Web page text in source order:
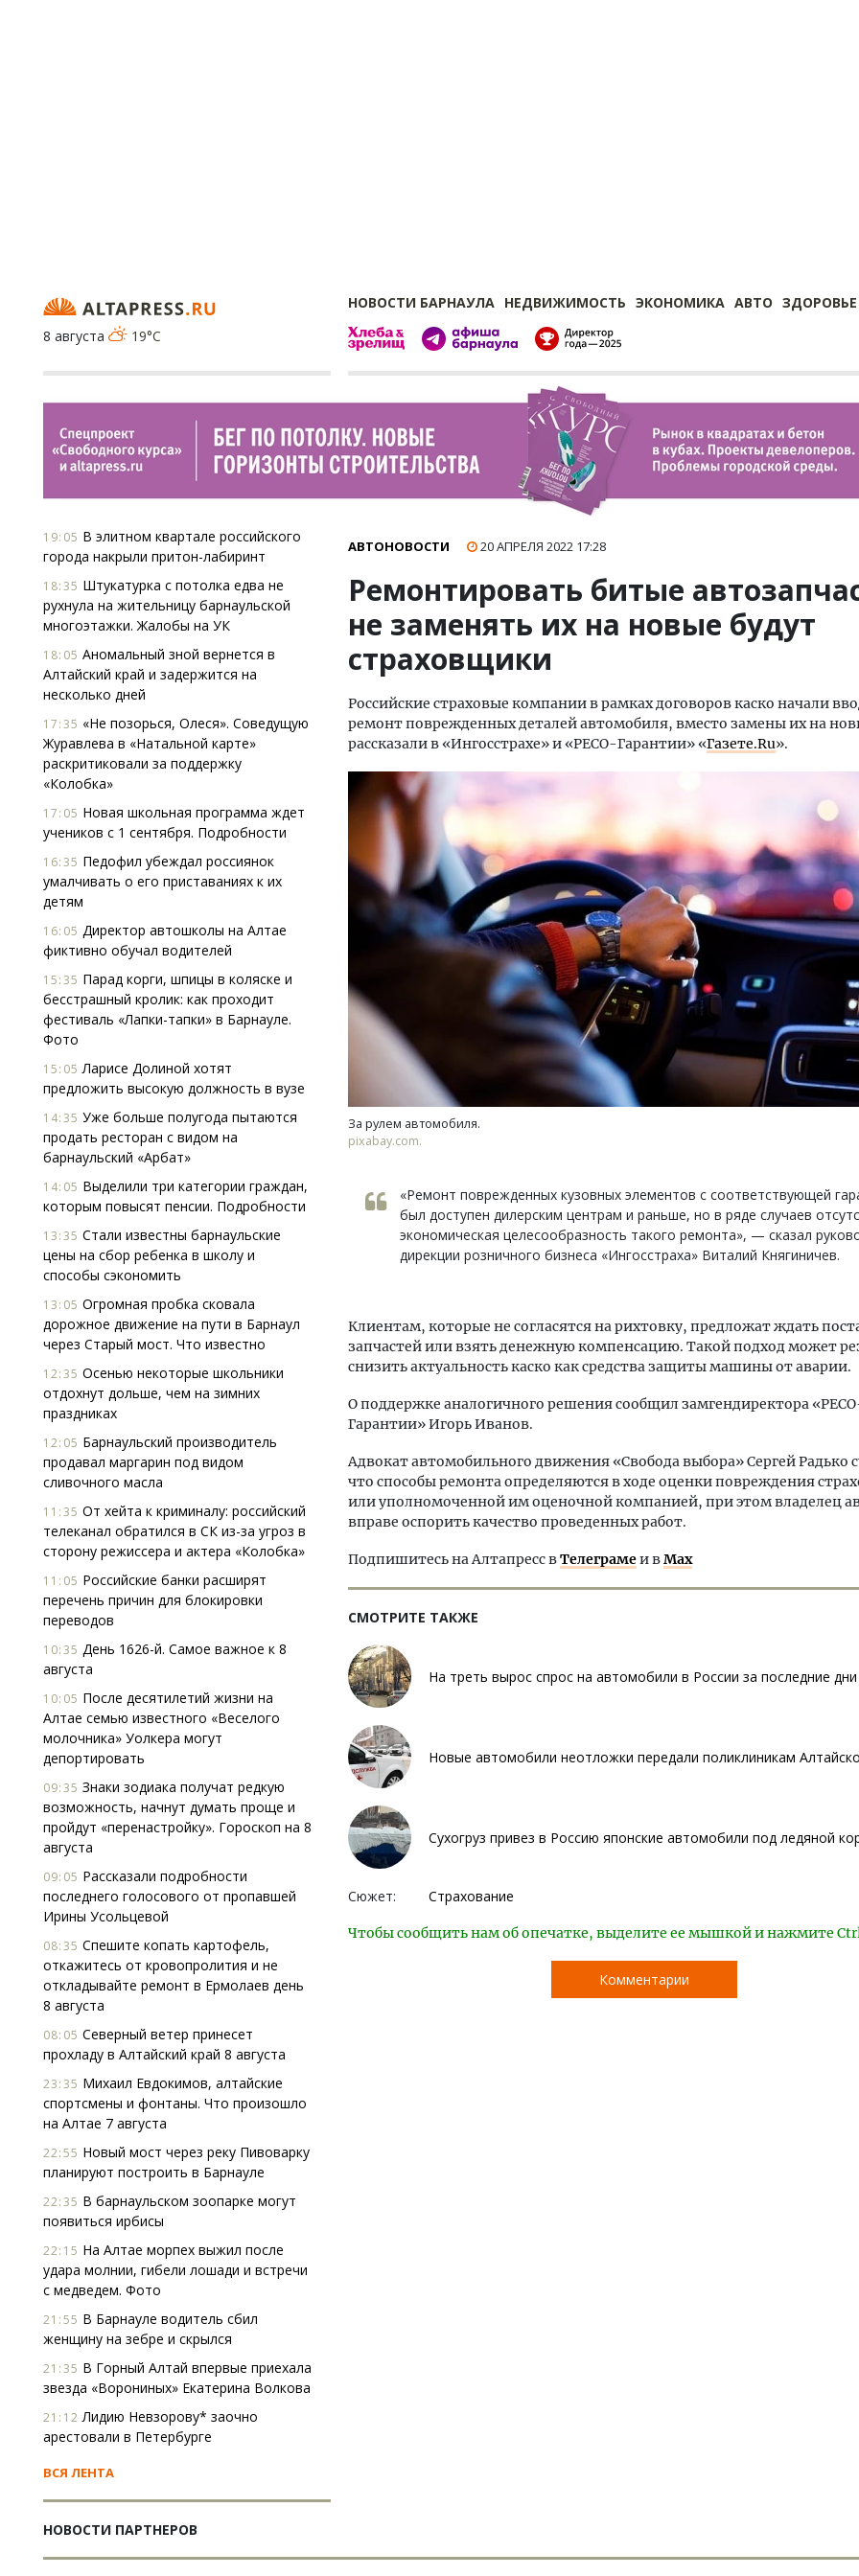
НОВОСТИ БАРНАУЛА НЕДВИЖИМОСТЬ ЭКОНОМИКА АВТО ЗДОРОВЬЕ
8 августа
19°C
19:05 В элитном квартале российского
города накрыли притон-лабиринт
18:35 Штукатурка с потолка едва не
рухнула на жительницу барнаульской
многоэтажки. Жалобы на УК
18:05 Аномальный зной вернется в
Алтайский край и задержится на
несколько дней
17:35 «Не позорься, Олеся». Соведущую
Журавлева в «Натальной карте»
раскритиковали за поддержку
«Колобка»
17:05 Новая школьная программа ждет
учеников с 1 сентября. Подробности
16:35 Педофил убеждал россиянок
умалчивать о его приставаниях к их
детям
16:05 Директор автошколы на Алтае
фиктивно обучал водителей
15:35 Парад корги, шпицы в коляске и
бесстрашный кролик: как проходит
фестиваль «Лапки-тапки» в Барнауле.
Фото
15:05 Ларисе Долиной хотят
предложить высокую должность в вузе
14:35 Уже больше полугода пытаются
продать ресторан с видом на
барнаульский «Арбат»
14:05 Выделили три категории граждан,
которым повысят пенсии. Подробности
13:35 Стали известны барнаульские
цены на сбор ребенка в школу и
способы сэкономить
13:05 Огромная пробка сковала
дорожное движение на пути в Барнаул
через Старый мост. Что известно
12:35 Осенью некоторые школьники
отдохнут дольше, чем на зимних
праздниках
12:05 Барнаульский производитель
продавал маргарин под видом
сливочного масла
11:35 От хейта к криминалу: российский
телеканал обратился в СК из-за угроз в
сторону режиссера и актера «Колобка»
11:05 Российские банки расширят
перечень причин для блокировки
переводов
10:35 День 1626-й. Самое важное к 8
августа
10:05 После десятилетий жизни на
Алтае семью известного «Веселого
молочника» Уолкера могут
депортировать
09:35 Знаки зодиака получат редкую
возможность, начнут думать проще и
пройдут «перенастройку». Гороскоп на 8
августа
09:05 Рассказали подробности
последнего голосового от пропавшей
Ирины Усольцевой
08:35 Спешите копать картофель,
откажитесь от кровопролития и не
откладывайте ремонт в Ермолаев день
8 августа
08:05 Северный ветер принесет
прохладу в Алтайский край 8 августа
23:35 Михаил Евдокимов, алтайские
спортсмены и фонтаны. Что произошло
на Алтае 7 августа
22:55 Новый мост через реку Пивоварку
планируют построить в Барнауле
22:35 В барнаульском зоопарке могут
появиться ирбисы
22:15 На Алтае морпех выжил после
удара молнии, гибели лошади и встречи
с медведем. Фото
21:55 В Барнауле водитель сбил
женщину на зебре и скрылся
21:35 В Горный Алтай впервые приехала
звезда «Ворониных» Екатерина Волкова
21:12 Лидию Невзорову* заочно
арестовали в Петербурге
ВСЯ ЛЕНТА
НОВОСТИ ПАРТНЕРОВ
АВТОНОВОСТИ 20 АПРЕЛЯ 2022 17:28
Ремонтировать битые
не заменять их на новые будут
страховщики
Российские страховые компании в рамках договоров каско начали
ремонт поврежденных деталей автомобиля, вместо замены их на
рассказали в «Ингосстрахе» и «РЕСО-Гарантии» «Газете.Ru».
За рулем автомобиля.
pixabay.com.
«Ремонт поврежденных кузовных элементов с соответствующей
был доступен дилерским центрам и раньше, но в ряде случаев
экономическая целесообразность такого ремонта», — сказал
дирекции розничного бизнеса «Ингосстраха» Виталий Княгиничев.
Клиентам, которые не согласятся на рихтовку, предложат ждать
запчастей или взять денежную компенсацию. Такой подход может
снизить актуальность каско как средства защиты машины от аварии.
О поддержке аналогичного решения сообщил замгендиректора
Гарантии» Игорь Иванов.
Адвокат автомобильного движения «Свобода выбора» Сергей Радько
что способы ремонта определяются в ходе оценки повреждения
или уполномоченной им оценочной компанией, при этом владелец
вправе оспорить качество проведенных работ.
Подпишитесь на Алтапресс вТелеграмеи вMax
СМОТРИТЕ ТАКЖЕ
На треть вырос спрос на автомобили в России за последние дни
Новые автомобили неотложки передали поликлиникам
Сухогруз привез в Россию японские автомобили под ледяной
Сюжет: Страхование
Чтобы сообщить нам об опечатке, выделите ее мышкой и нажмите
Комментарии
Смелость архитектурных идей.
ЗИАС — об эстетике городов,
трендах в фасадах и развитии рынка
СТРОИТЕЛЬСТВО
Архитектурный код начинается с
земли. Мощение крупноформатными
плитами становится новым
стандартом благоустройства
СТРОИТЕЛЬСТВО
Ищем новые берега.
«Жилищной
Гатилов — о том, как
оставаться на плаву,